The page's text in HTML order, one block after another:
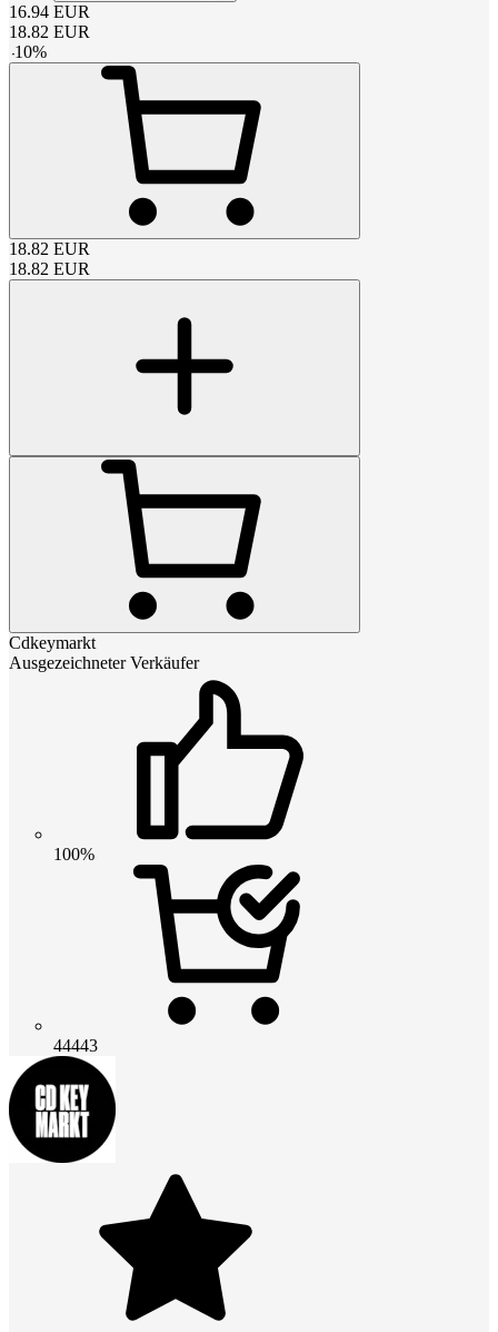
16.94 EUR
18.82 EUR
-10%
18.82 EUR
18.82 EUR
Cdkeymarkt
Ausgezeichneter Verkäufer
100%
44443